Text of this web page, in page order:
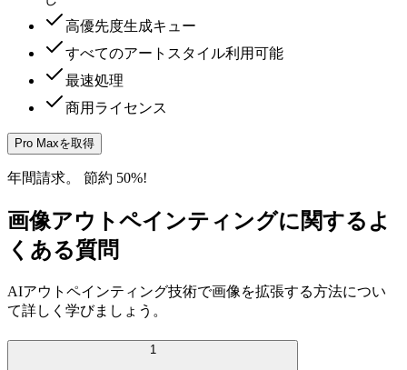
高優先度生成キュー
すべてのアートスタイル利用可能
最速処理
商用ライセンス
Pro Maxを取得
年間請求。 節約 50%!
画像アウトペインティングに関するよ
くある質問
AIアウトペインティング技術で画像を拡張する方法につい
て詳しく学びましょう。
1